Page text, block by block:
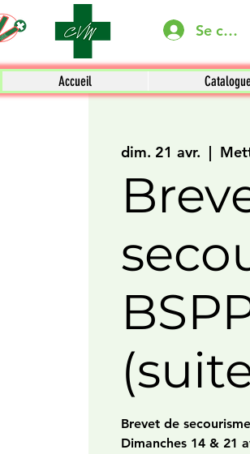
Se
Accueil
dim. 21 avr.
  |
Brevet de
Dimanches 14 & 21